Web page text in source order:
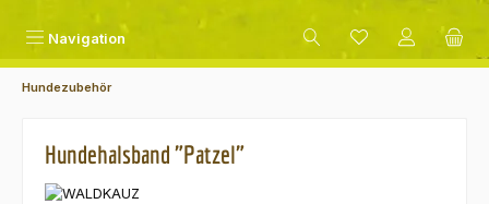
Navigation
Hundezubehör
Hundehalsband "Patzel"